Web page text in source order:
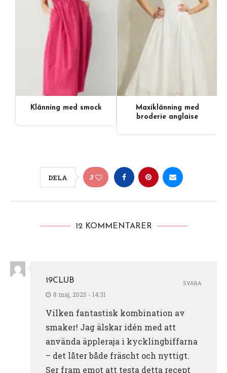
Klänning med smock
Maxiklänning med
broderie anglaise
DELA 3
12 KOMMENTARER
19CLUB
8 maj, 2025 - 14:31
Vilken fantastisk kombination av
smaker! Jag älskar idén med att
använda äppleraja i kycklingbiffarna
– det låter både fräscht och nyttigt.
Ser fram emot att testa detta recept
SVARA